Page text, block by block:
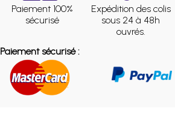
Paiement 100%
sécurisé
Expédition des colis
sous 24 à 48h
ouvrés.
Paiement sécurisé :